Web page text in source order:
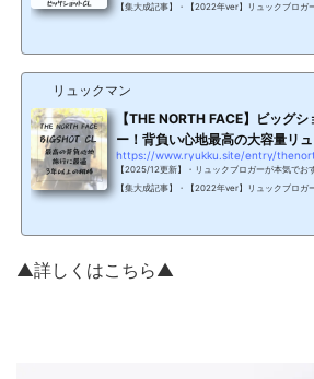
【集大成記事】・【2022年ver】リュックブロガ
量25Lのリュックを徹底紹介！万能な男女兼用サ
気リュック ビッグショットを紹介します通学に
は・・・THE NORTH FACE（ザ・...
リュックマン
【THE NORTH FACE】ビッグ
ー！背負い心地最高の大容量リ
https://www.ryukku.site/entry/
【2025/12更新】・リュックブロガーが本気でお
【集大成記事】・【2022年ver】リュックブロガ
量25Lのリュックを徹底紹介！万能な男女兼用サ
縄にもビッグショットを背負って行った▲ THE
ACE ビッグショットを3年間使った感想（出典：
ッグショットを3年間使った結果…背負い心地が最...
▲詳しくはこちら▲